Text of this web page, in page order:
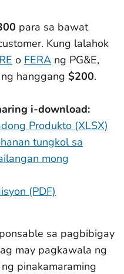
para sa bawat
Kung lalahok
o FERA ng PG&E,
hanggang $200.
i-download:
Produkto (XLSX)
tungkol sa
mong
(PDF)
sa pagbibigay
may pagkawala ng
pinakamaraming